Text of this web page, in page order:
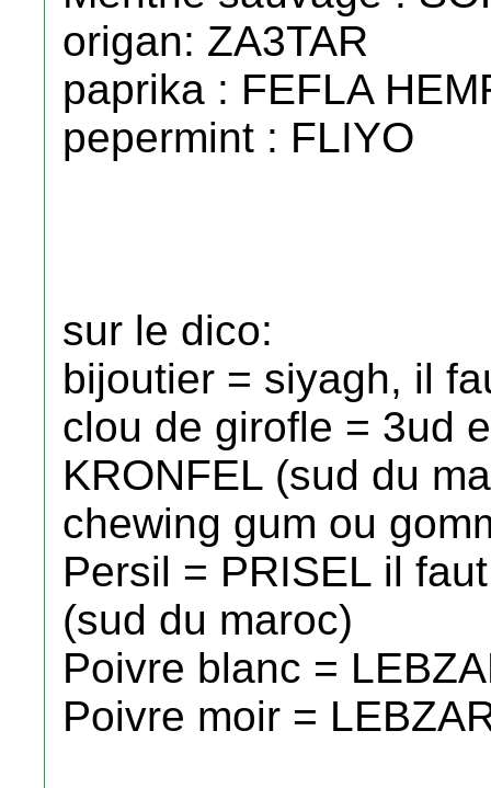
origan: ZA3TAR
paprika : FEFLA
pepermint : FLIYO
sur le dico:
bijoutier = siyagh, il
clou de girofle = 3ud
KRONFEL (sud du
chewing gum ou
Persil = PRISEL il
(sud du maroc)
Poivre blanc =
Poivre moir =